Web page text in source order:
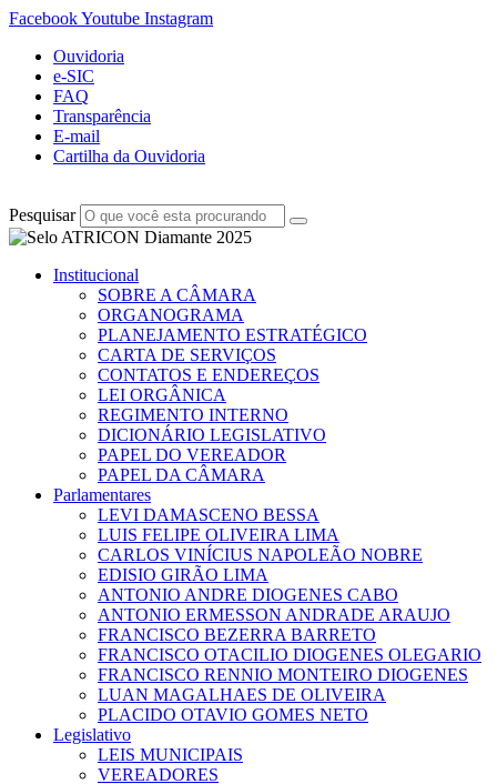
FacebookYoutube Instagram
Ouvidoria
e-SIC
FAQ
Transparência
E-mail
Cartilha da Ouvidoria
Pesquisar
Institucional
SOBRE A CÂMARA
ORGANOGRAMA
PLANEJAMENTO ESTRATÉGICO
CARTA DE SERVIÇOS
CONTATOS E ENDEREÇOS
LEI ORGÂNICA
REGIMENTO INTERNO
DICIONÁRIO LEGISLATIVO
PAPEL DO VEREADOR
PAPEL DA CÂMARA
Parlamentares
LEVI DAMASCENO BESSA
LUIS FELIPE OLIVEIRA LIMA
CARLOS VINÍCIUS NAPOLEÃO NOBRE
EDISIO GIRÃO LIMA
ANTONIO ANDRE DIOGENES CABO
ANTONIO ERMESSON ANDRADE ARAUJO
FRANCISCO BEZERRA BARRETO
FRANCISCO OTACILIO DIOGENES OLEGARIO
FRANCISCO RENNIO MONTEIRO DIOGENES
LUAN MAGALHAES DE OLIVEIRA
PLACIDO OTAVIO GOMES NETO
Legislativo
LEIS MUNICIPAIS
VEREADORES